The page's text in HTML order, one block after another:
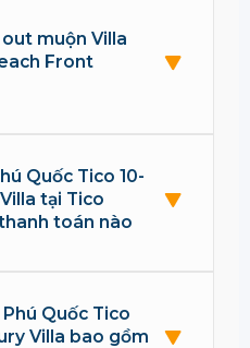
muộn Villa
Front
Quốc Tico 10-
tại Tico
toán nào
Quốc Tico
Villa bao gồm